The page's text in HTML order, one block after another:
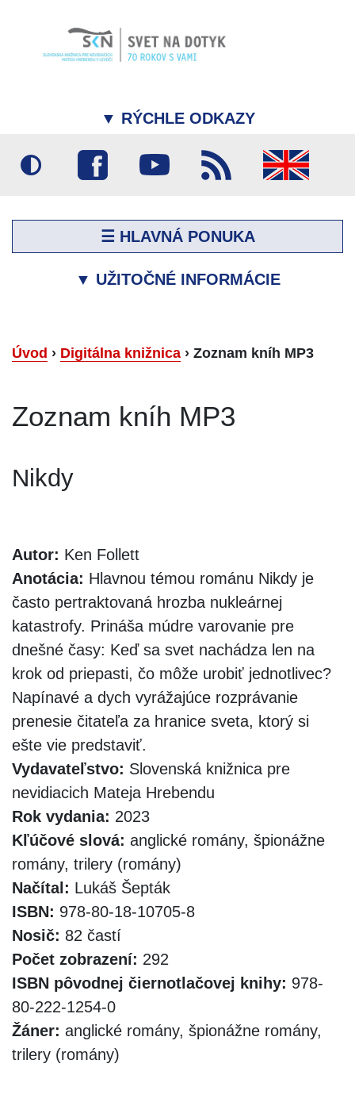
▼ RÝCHLE ODKAZY
☰ HLAVNÁ PONUKA
▼ UŽITOČNÉ INFORMÁCIE
Úvod › Digitálna knižnica › Zoznam kníh MP3
Zoznam kníh MP3
Nikdy
Autor: Ken Follett
Anotácia: Hlavnou témou románu Nikdy je
často pertraktovaná hrozba nukleárnej
katastrofy. Prináša múdre varovanie pre
dnešné časy: Keď sa svet nachádza len na
krok od priepasti, čo môže urobiť jednotlivec?
Napínavé a dych vyrážajúce rozprávanie
prenesie čitateľa za hranice sveta, ktorý si
ešte vie predstaviť.
Vydavateľstvo: Slovenská knižnica pre
nevidiacich Mateja Hrebendu
Rok vydania: 2023
Kľúčové slová: anglické romány, špionážne
romány, trilery (romány)
Načítal: Lukáš Šepták
ISBN: 978-80-18-10705-8
Nosič: 82 častí
Počet zobrazení: 292
ISBN pôvodnej čiernotlačovej knihy: 978-
80-222-1254-0
Žáner: anglické romány, špionážne romány,
trilery (romány)